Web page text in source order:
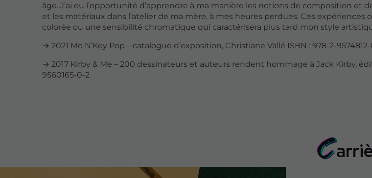
âge. J’ai eu l’opportunité d’apprendre à ma manière les notions de composition et
et les matériaux dans l’atelier de ma mère, à mes heures perdues. Ces
colorée ou une sensibilité chromatique qui caractérisera plus tard mon style
→ 2021 Mo N’Key Pop – catalogue d’exposition, Christiane Vallé ISBN : 978-2-
→ 2017 Kirby & Me – 200 dessinateurs et auteurs rendent hommage à Jack Kirby,
9560165-0-2
C